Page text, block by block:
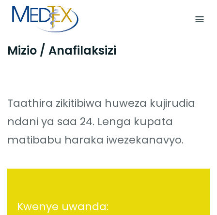
Skip
Mizio / Anafilaksizi
Taathira zikitibiwa huweza kujirudia
ndani ya saa 24. Lenga kupata
matibabu haraka iwezekanavyo.
Kwenye uwanda: